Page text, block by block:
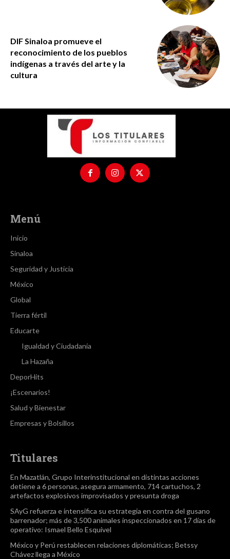
DIF Sinaloa promueve el
reconocimiento de los pueblos
indígenas a través del arte y la
cultura
Menú
Inicio
Sinaloa
Seguridad y Justicia
México
Global
Tierra fértil
Educarte
Igualdad y Ciudadanía
La Hazaña
DeporHits
¡Escenarios!
Salud y Bienestar
Empresas y Bolsillos
Titulares
En Mazatlán, Grupo Interinstitucional en distintas acciones
detiene a 6 personas, asegura armamento, 714 cartuchos, 2
artefactos explosivos improvisados y presunta droga
SAyG refuerza e intensifica su estrategia en contra del gusano
barrenador; más de 3,500 animales inspeccionados en 17 días de
operativo: Ismael Bello Esquivel
México y Perú restablecen relaciones diplomáticas; Betssy
Chávez llega a México